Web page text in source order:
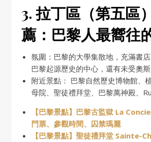
3. 拉丁區 （第五區
薦 ：巴黎人最嚮往
氛圍：巴黎的大學集散地，充滿書
巴黎起源歷史的中心，還有未受奧
附近景點： 巴黎自然歷史博物館、
母院、聖徒禮拜堂、巴黎萬神殿、
【巴黎景點】巴黎古監獄 La
門票、參觀時間、囚禁瑪麗
【巴黎景點】聖徒禮拜堂 Sainte-